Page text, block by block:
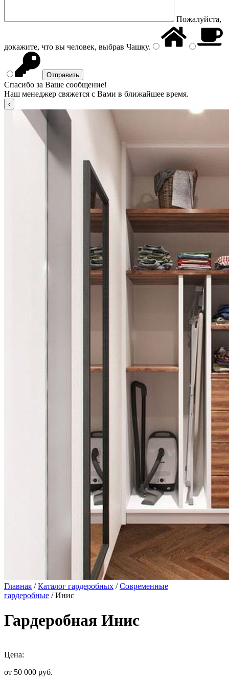
Пожалуйста,
докажите, что вы человек, выбрав Чашку.
Спасибо за Ваше сообщение!
Наш менеджер свяжется с Вами в ближайшее время.
Главная /Каталог гардеробных /Современные
гардеробные / Инис
Гардеробная Инис
Цена:
от 50 000 руб.